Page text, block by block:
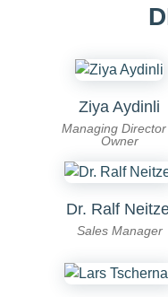
Ziya Aydinli
Managing Director
Owner
Dr. Ralf
Sales Manager